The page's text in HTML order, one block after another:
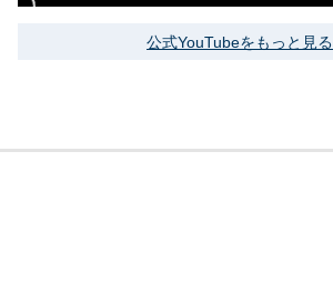
公式YouTubeをもっと見る